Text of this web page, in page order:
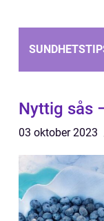
Nyttig sås
03 oktober 2023